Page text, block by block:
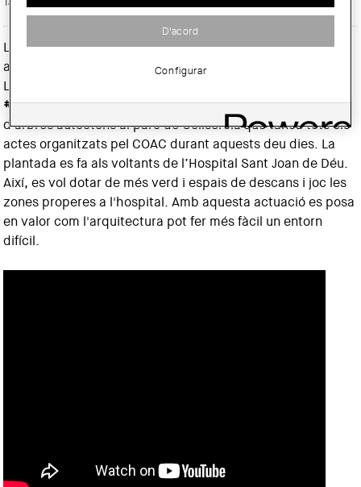
La Setmana d’Arquitectura 2019 arriba al seu punt àlgid
amb la Festa d'Arquitectura, el diumenge 19 de maig.
L'acte principal serà la Gran Plantada d'Arbres
#PlantemSomnis #FemPaisatge, una gran plantació
d'arbres autòctons al parc de Collserola que tanca tots els
actes organitzats pel COAC durant aquests deu dies. La
plantada es fa als voltants de l’Hospital Sant Joan de Déu.
Així, es vol dotar de més verd i espais de descans i joc les
zones properes a l'hospital. Amb aquesta actuació es posa
en valor com l'arquitectura pot fer més fàcil un entorn
difícil.
D'acord
Configurar